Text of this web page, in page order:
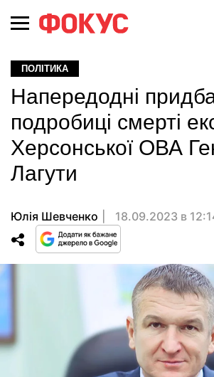
ПОЛІТИКА
Напередодні
подробиці смерті
Херсонської ОВА
Лагути
Юлія Шевченко 18.09.2023 в